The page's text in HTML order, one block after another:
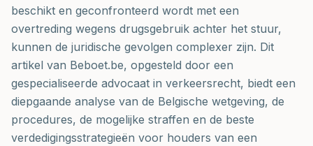
beschikt en geconfronteerd wordt met een
overtreding wegens drugsgebruik achter het stuur,
kunnen de juridische gevolgen complexer zijn. Dit
artikel van Beboet.be, opgesteld door een
gespecialiseerde advocaat in verkeersrecht, biedt een
diepgaande analyse van de Belgische wetgeving, de
procedures, de mogelijke straffen en de beste
verdedigingsstrategieën voor houders van een